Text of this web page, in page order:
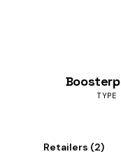
TYPE
Retailers (2)